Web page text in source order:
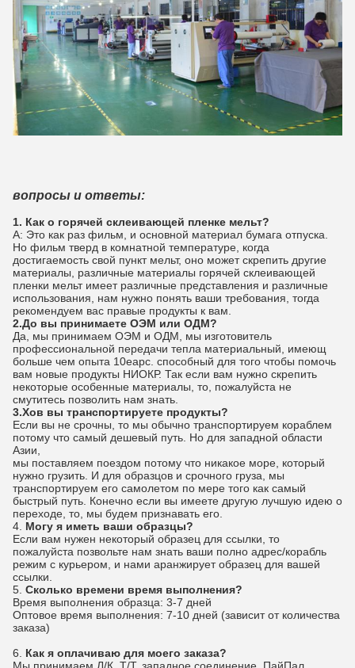
вопросы и ответы:
1. Как о горячей склеивающей пленке мельт?
А: Это как раз фильм, и основной материал бумага отпуска.
Но фильм тверд в комнатной температуре, когда
достигаемость свой пункт мельт, оно может скрепить другие
материалы, различные материалы горячей склеивающей
пленки мельт имеет различные представления и различные
использования, нам нужно понять ваши требования, тогда
рекомендуем вас правые продукты к вам.
2.До вы принимаете ОЭМ или ОДМ?
Да, мы принимаем ОЭМ и ОДМ, мы изготовитель
профессиональной передачи тепла материальный, имеющ
больше чем опыта 10еарс. способный для того чтобы помочь
вам новые продукты НИОКР. Так если вам нужно скрепить
некоторые особенные материалы, то, пожалуйста не
смутитесь позволить нам знать.
3.Хов вы транспортируете продукты?
Если вы не срочны, то мы обычно транспортируем кораблем
потому что самый дешевый путь. Но для западной области
Азии,
мы поставляем поездом потому что никакое море, который
нужно грузить. И для образцов и срочного груза, мы
транспортируем его самолетом по мере того как самый
быстрый путь. Конечно если вы имеете другую лучшую идею о
переходе, то, мы будем признавать его.
4. Могу я иметь ваши образцы?
Если вам нужен некоторый образец для ссылки, то
пожалуйста позвольте нам знать ваши полно адрес/корабль
режим с курьером, и нами аранжирует образец для вашей
ссылки.
5. Сколько времени время выполнения?
Время выполнения образца: 3-7 дней
Оптовое время выполнения: 7-10 дней (зависит от количества
заказа)
6. Как я оплачиваю для моего заказа?
Мы принимаем Л/К, Т/Т, западное соединение, ПайПал,